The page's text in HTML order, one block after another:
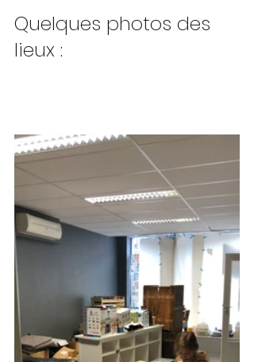
Quelques photos des
lieux :